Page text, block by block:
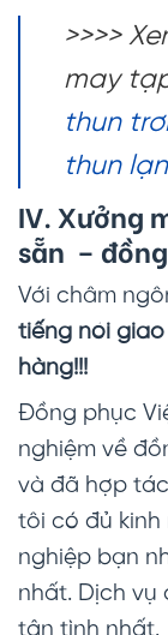
>>>>
may
thun
thun
IV. Xưởng
sẵn –
Với châm
tiếng nói
hàng!!!
Đồng phục
nghiệm về
và đã hợp
tôi có đủ kinh
nghiệp bạn
nhất. Dịch vụ